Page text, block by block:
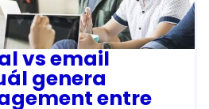
vs email
genera
entre